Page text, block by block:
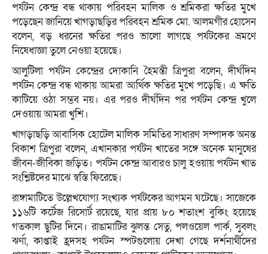
পর্যটন কেন্দ্র বন্ধ থাকায় পরিবহন মালিক ও শ্রমিকরা ক্ষতির মুখে
পড়েছেন জানিয়ে খাগড়াছড়ির পরিবহন শ্রমিক মো. আলমগীর হোসেন
বলেন, বড় ধরনের ক্ষতির পরও ভালো লাগছে পর্যটকের ভ্রমণে
নিষেধাজ্ঞা তুলে নেওয়া হয়েছে।
আলুটিলা পর্যটন কেন্দ্রের দোকানি হৈমন্তী ত্রিপুরা বলেন, দীর্ঘদিন
পর্যটন কেন্দ্র বন্ধ থাকায় আমরা আর্থিক ক্ষতির মুখে পড়েছি। এ ক্ষতি
কাটিয়ে ওঠা সম্ভব নয়। এর পরও দীর্ঘদিন পর পর্যটন কেন্দ্র খুলে
দেওয়ায় আমরা খুশি।
খাগড়াছড়ি আবাসিক হোটেল মালিক সমিতির সাধারণ সম্পাদক অনন্ত
বিকাশ ত্রিপুরা বলেন, এখানকার পর্যটন খাতের সঙ্গে অনেক মানুষের
জীবন-জীবিকা জড়িত। পর্যটন কেন্দ্র আবারও চালু হওয়ায় পর্যটন খাত
সংশ্লিষ্টদের মাঝে স্বস্তি ফিরেছে।
রাঙ্গামাটিতে উল্লেখযোগ্য সংখ্যক পর্যটকের আগমন ঘটেছে। সাজেকে
১১৬টি কর্টেজ রিসোর্ট রয়েছে, যার প্রায় ৮০ শতাংশ বুকিং হয়েছে
গতকাল ছুটির দিনে। রাঙামাটির ঝুলন্ত সেতু, পলওয়েল পার্ক, সুবলং
ঝর্ণা, কাপ্তাই হ্রদসহ পর্যটন স্পটগুলোয় দেখা গেছে দর্শনার্থীদের